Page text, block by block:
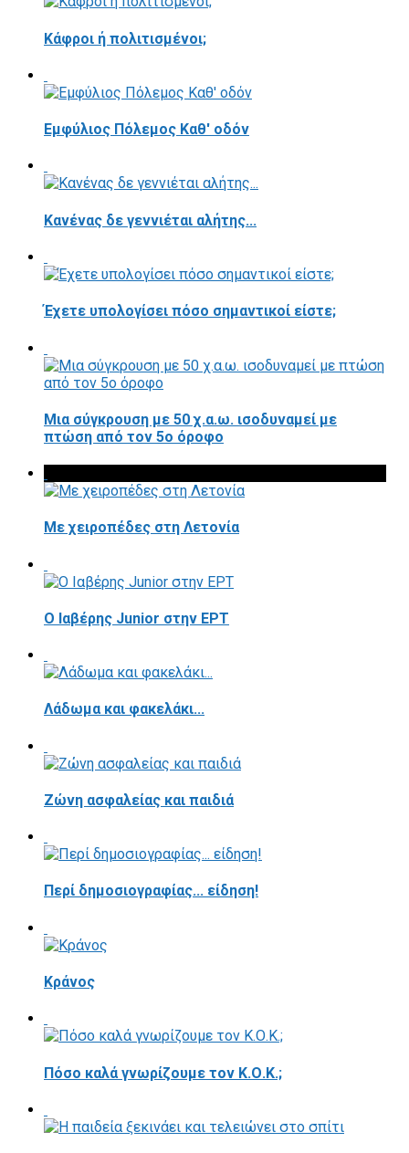
Κάφροι ή πολιτισμένοι;
Εμφύλιος Πόλεμος Καθ' οδόν
Κανένας δε γεννιέται αλήτης...
Έχετε υπολογίσει πόσο σημαντικοί είστε;
Μια σύγκρουση με 50 χ.α.ω. ισοδυναμεί με
πτώση από τον 5ο όροφο
Με χειροπέδες στη Λετονία
Ο Ιαβέρης Junior στην ΕΡΤ
Λάδωμα και φακελάκι...
Ζώνη ασφαλείας και παιδιά
Περί δημοσιογραφίας... είδηση!
Κράνος
Πόσο καλά γνωρίζουμε τον Κ.Ο.Κ.;